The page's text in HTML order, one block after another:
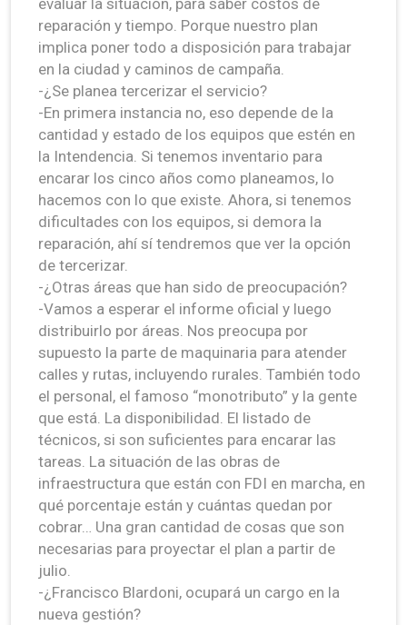
reparación y tiempo. Porque nuestro plan
implica poner todo a disposición para trabajar
en la ciudad y caminos de campaña.
-¿Se planea tercerizar el servicio?
-En primera instancia no, eso depende de la
cantidad y estado de los equipos que estén en
la Intendencia. Si tenemos inventario para
encarar los cinco años como planeamos, lo
hacemos con lo que existe. Ahora, si tenemos
dificultades con los equipos, si demora la
reparación, ahí sí tendremos que ver la opción
de tercerizar.
-¿Otras áreas que han sido de preocupación?
-Vamos a esperar el informe oficial y luego
distribuirlo por áreas. Nos preocupa por
supuesto la parte de maquinaria para atender
calles y rutas, incluyendo rurales. También todo
el personal, el famoso “monotributo” y la gente
que está. La disponibilidad. El listado de
técnicos, si son suficientes para encarar las
tareas. La situación de las obras de
infraestructura que están con FDI en marcha, en
qué porcentaje están y cuántas quedan por
cobrar… Una gran cantidad de cosas que son
necesarias para proyectar el plan a partir de
julio.
-¿Francisco Blardoni, ocupará un cargo en la
nueva gestión?